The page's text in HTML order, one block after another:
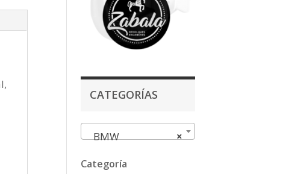
CATEGORÍAS
×
BMW
Categoría